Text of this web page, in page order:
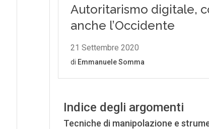
Indice degli argomenti
Tecniche di manipolazione e